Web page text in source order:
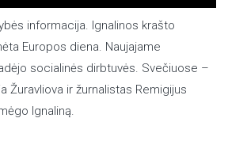
informacija. Ignalinos krašto
Europos diena. Naujajame
socialinės dirbtuvės. Svečiuose –
Žuravliova ir žurnalistas Remigijus
Ignaliną.